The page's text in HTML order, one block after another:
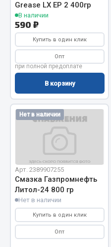
Подогреватели тосола
Весь раздел
Автотовары
Автозвук
Автокаталоги
Аксессуары автомобильные
Аптечки и знаки
Вымпела
Показать
Весь раздел
Смазочные
Grease LX EP 2 400гр
В наличии
590 ₽
Купить в один клик
Опт
при полной предоплате
В корзину
Нет в наличии
Арт. 2389907255
Смазка Газпромнефть
Литол-24 800 гр
Нет в наличии
Купить в один клик
Опт